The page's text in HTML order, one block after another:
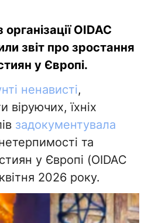
OIDAC
звіт про зростання
у Європі.
ненависті,
віруючих, їхніх
задокументувала
та
у Європі (OIDAC
2026 року.